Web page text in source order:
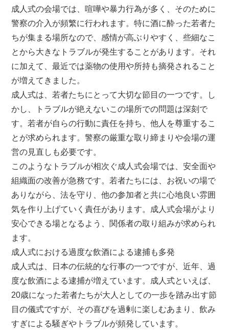
成人式の会場では、喧嘩や暴力行為が多く、そのために
警察の介入が頻繁に行われます。特に酒に酔った若者た
ちが集まる場所なので、感情が高ぶりやすく、些細なこ
とから大きなトラブルが発生することがあります。それ
に加えて、最近では薬物の使用や所持も摘発されること
が増えてきました。
成人式は、若者たちにとって大切な節目の一つです。し
かし、トラブルが絶えないこの場所での問題は深刻で
す。若者が自らの行動に責任を持ち、他人を尊重するこ
とが求められます。警察の厳重な取り締まりや会場の運
営の見直しも必要です。
このようなトラブルが相次ぐ成人式会場では、安全面や
組織面の改善が急務です。若者たちには、お祝いの場で
ありながら、法を守り、他の参加者と共に心地良い雰囲
気を作り上げていく責任があります。成人式会場がより
安心できる場となるよう、関係者の取り組みが求められ
ます。
成人式における過度な飲酒による逮捕も多発
成人式は、日本の伝統的な行事の一つですが、近年、過
度な飲酒による逮捕が増えています。成人式といえば、
20歳になった若者たちが大人としての一歩を踏み出す節
目の儀式ですが、その喜びを過剰に楽しむあまり、飲み
すぎによる騒ぎやトラブルが頻発しています。